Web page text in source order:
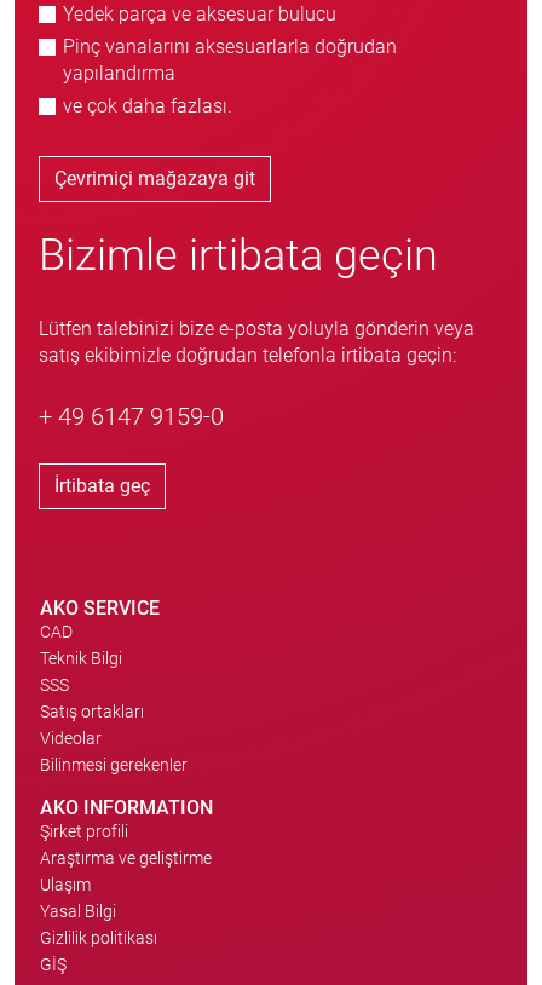
Yedek parça ve aksesuar bulucu
Pinç vanalarını aksesuarlarla doğrudan
yapılandırma
ve çok daha fazlası.
Çevrimiçi mağazaya git
Bizimle irtibata geçin
Lütfen talebinizi bize e-posta yoluyla gönderin veya
satış ekibimizle doğrudan telefonla irtibata geçin:
+ 49 6147 9159-0
İrtibata geç
AKO SERVICE
CAD
Teknik Bilgi
SSS
Satış ortakları
Videolar
Bilinmesi gerekenler
AKO INFORMATION
Şirket profili
Araştırma ve geliştirme
Ulaşım
Yasal Bilgi
Gizlilik politikası
GİŞ